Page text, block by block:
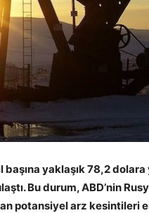
yaklaşık 78,2
Bu durum, ABD’nin
potansiyel arz kesintileri